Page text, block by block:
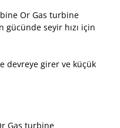
Or Gas turbine
seyir hızı için
devreye girer ve küçük
Gas turbine